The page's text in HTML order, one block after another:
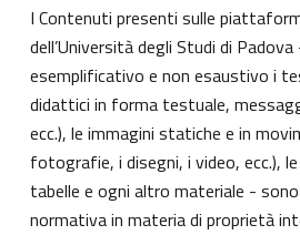
I Contenuti presenti sulle
dell’Università degli Studi di
esemplificativo e non esaustivo i
didattici in forma testuale,
ecc.), le immagini statiche e in
fotografie, i disegni, i video, ecc.),
tabelle e ogni altro materiale -
normativa in materia di proprietà